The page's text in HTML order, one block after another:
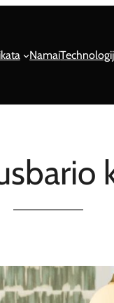
Namai